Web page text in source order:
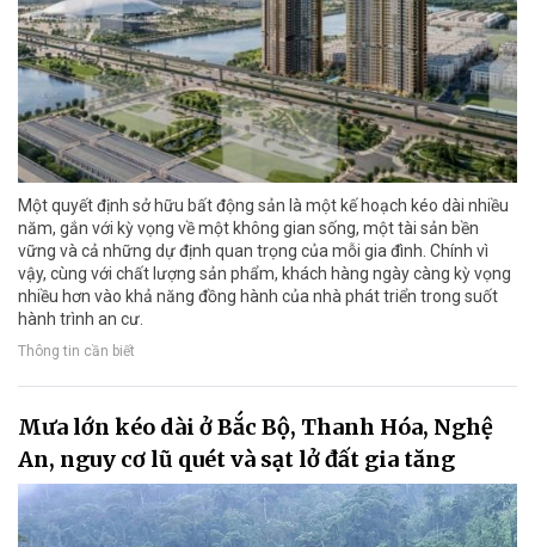
Một quyết định sở hữu bất động sản là một kế hoạch kéo dài nhiều
năm, gắn với kỳ vọng về một không gian sống, một tài sản bền
vững và cả những dự định quan trọng của mỗi gia đình. Chính vì
vậy, cùng với chất lượng sản phẩm, khách hàng ngày càng kỳ vọng
nhiều hơn vào khả năng đồng hành của nhà phát triển trong suốt
hành trình an cư.
Thông tin cần biết
Mưa lớn kéo dài ở Bắc Bộ, Thanh Hóa, Nghệ
An, nguy cơ lũ quét và sạt lở đất gia tăng